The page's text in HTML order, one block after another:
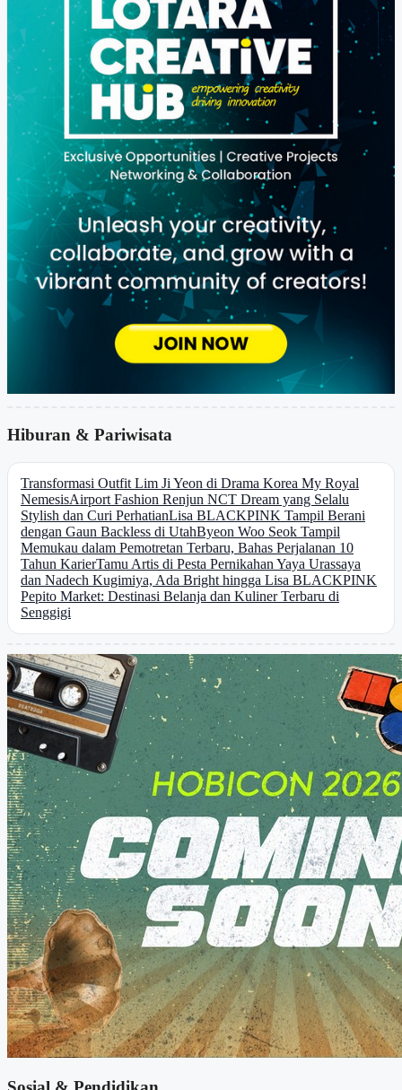
Hiburan & Pariwisata
Transformasi Outfit Lim Ji Yeon di Drama Korea My Royal
NemesisAirport Fashion Renjun NCT Dream yang Selalu
Stylish dan Curi PerhatianLisa BLACKPINK Tampil Berani
dengan Gaun Backless di UtahByeon Woo Seok Tampil
Memukau dalam Pemotretan Terbaru, Bahas Perjalanan 10
Tahun KarierTamu Artis di Pesta Pernikahan Yaya Urassaya
dan Nadech Kugimiya, Ada Bright hingga Lisa BLACKPINK
Pepito Market: Destinasi Belanja dan Kuliner Terbaru di
Senggigi